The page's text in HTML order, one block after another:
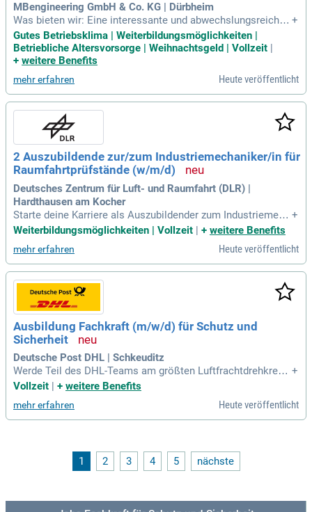
MBengineering GmbH & Co. KG | Dürbheim
Was bieten wir: Eine interessante und abwechslungsreiche
Tätigkeit; Einen sicheren Arbeitsplatz in einem familiären Ar
beitsumfeld; Eine hochwertige und umfassende Ausbildung;
Die Chance als qualifizierte Fachkraft übernommen zu werd
+
Gutes Betriebsklima | Weiterbildungsmöglichkeiten |
Betriebliche Altersvorsorge | Weihnachtsgeld | Vollzeit
+ weitere Benefits
mehr erfahren Heute veröffentlicht
2 Auszubildende zur/zum Industriemechaniker/in für
Raumfahrtprüfstände (w/m/d)
Deutsches Zentrum für Luft- und Raumfahrt (DLR) |
Hardthausen am Kocher
Starte deine Karriere als Auszubildender zum Industriemech
aniker (m/w/d) für Raumfahrtprüfstände im Deutschen Zentr
um für Luft- und Raumfahrt (DLR) in Lampoldshausen! Der A
usbildungsbeginn ist am 01.09.2026 und dauert 3,5 Jahre bei
voller Vergütung nach Tarif des öffentlichen Dienstes. Bei D
LR erwartet dich eine inspirierende Arbeitsumgebung mit 1
2.000 Mitarbeitenden aus 100 Nationen. Erforsche innovativ
e Technologien, die die Zukunft der Luft- und Raumfahrt ges
talten. Nutze die Chance, an nachhaltigen Lösungen für glob
ale Herausforderungen zu arbeiten. Bewirb dich jetzt und we
rde Teil dieser faszinierenden Mission!
+
Weiterbildungsmöglichkeiten | Vollzeit | + weitere Benefits
mehr erfahren Heute veröffentlicht
Ausbildung Fachkraft (m/w/d) für Schutz und
Sicherheit
Deutsche Post DHL | Schkeuditz
Werde Teil des DHL-Teams am größten Luftfrachtdrehkreuz
in Leipzig! Als Fachkraft (m/w/d) für Schutz und Sicherheit s
wir über 350.000 Sendungen und bewegen 2.500 Tonnen Fra
cht. Mit deinem Beitrag garantierst du, dass wichtige Sendu
igen Standort. Lass die Welt nicht stillstehen – bewirb dich j
etzt und gestalte die Zukunft der Luftfracht mit!
+
Vollzeit | + weitere Benefits
mehr erfahren Heute veröffentlicht
1 2 3 4 5 nächste